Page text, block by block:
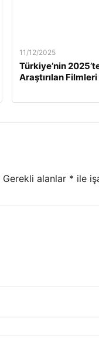
11/12/2025
Türkiye’nin
Araştırılan Filmleri
Gerekli alanlar * ile